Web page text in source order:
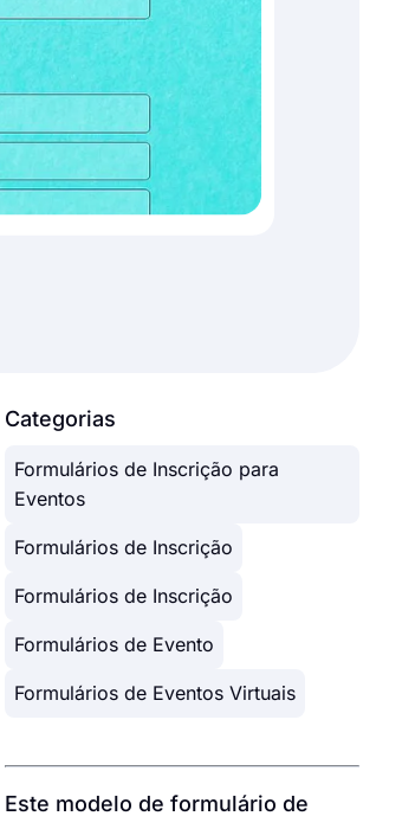
Categorias
Formulários de Inscrição para
Eventos
Formulários de Inscrição
Formulários de Inscrição
Formulários de Evento
Formulários de Eventos Virtuais
Este modelo de formulário de